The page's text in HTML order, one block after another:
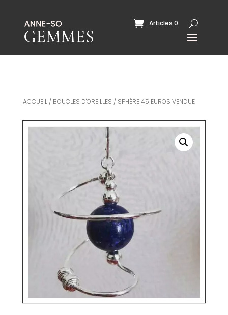
Articles 0
ACCUEIL/ BOUCLES D'OREILLES / SPHÉRE 45 EUROS VENDUE